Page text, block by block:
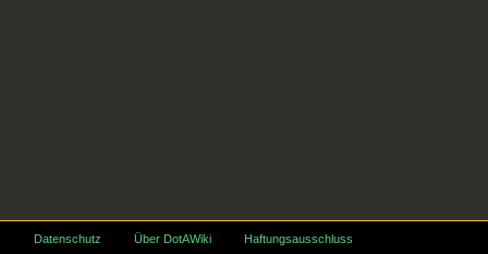
Datenschutz Über DotAWiki Haftungsausschluss